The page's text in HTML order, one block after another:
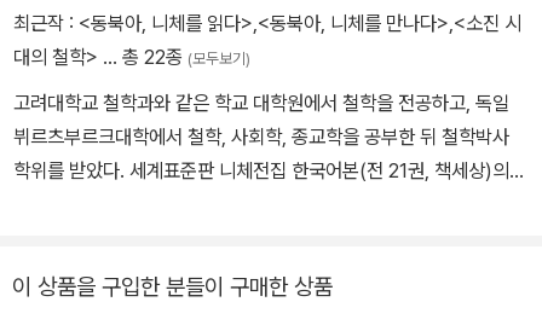
뛰어난 학생이었다. 1869년부터 스위스 바젤대학교에서 고전문헌학
교수로 일하던 그는 1879년 건강이 악화되면서 교수직을 그만두었
호텔을 전전하며 저술 활동에 매진했다. 겨울에는 따뜻한 이탈리아에
서 여름에는 독일이나 스위스에서 지내며 종교, 도덕 및 당대의 문화,
철학 그리고 과학에 대한 비평을 썼다. 그러던 중 1889년 초부터 정
본인을 ‘망치를 든 철학자’라고 부르며 규범과 사상을 깨려고 했다.
최근작 : <동북아, 니체를 읽다> <동북아, 니체를 만나다> <소진 시
대의 철학> … 총 22종 (모두보기)
고려대학교 철학과와 같은 학교 대학원에서 철학을 전공하고, 독일
뷔르츠부르크대학에서 철학, 사회학, 종교학을 공부한 뒤 철학박사
학위를 받았다. 세계표준판 니체전집 한국어본(전 21권, 책세상)의
중관계연구원장, 동북아인문사회연구소장으로 HK+사업단의 책임을
맡고 있다. 저서로 《니체의 사회 철학Nietzsches Sozialphilosop
이 상품을 구입한 분들이 구매한 상품